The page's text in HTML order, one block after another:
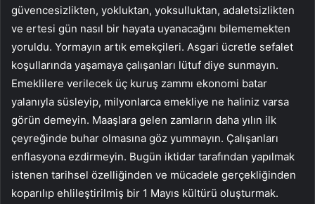
güvencesizlikten, yokluktan, yoksulluktan, adaletsizlikten
ve ertesi gün nasıl bir hayata uyanacağını bilememekten
yoruldu. Yormayın artık emekçileri. Asgari ücretle sefalet
koşullarında yaşamaya çalışanları lütuf diye sunmayın.
Emeklilere verilecek üç kuruş zammı ekonomi batar
yalanıyla süsleyip, milyonlarca emekliye ne haliniz varsa
görün demeyin. Maaşlara gelen zamların daha yılın ilk
çeyreğinde buhar olmasına göz yummayın. Çalışanları
enflasyona ezdirmeyin. Bugün iktidar tarafından yapılmak
istenen tarihsel özelliğinden ve mücadele gerçekliğinden
koparılıp ehlileştirilmiş bir 1 Mayıs kültürü oluşturmak.